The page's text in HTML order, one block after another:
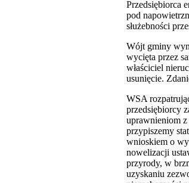
Przedsiębiorca
pod
służebności
Wójt gminy
wycięta przez
właściciel
usunięcie.
WSA
przedsiębiorcy
uprawnieniom z
przypiszemy
wnioskiem o
nowelizacji
przyrody, w
uzyskaniu